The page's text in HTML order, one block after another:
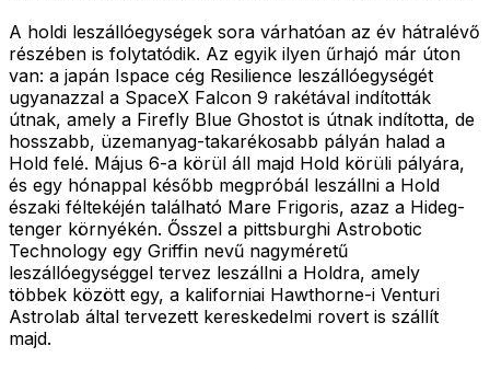
A holdi leszállóegységek sora várhatóan az év hátralévő
részében is folytatódik. Az egyik ilyen űrhajó már úton
van: a japán Ispace cég Resilience leszállóegységét
ugyanazzal a SpaceX Falcon 9 rakétával indították
útnak, amely a Firefly Blue Ghostot is útnak indította, de
hosszabb, üzemanyag-takarékosabb pályán halad a
Hold felé. Május 6-a körül áll majd Hold körüli pályára,
és egy hónappal később megpróbál leszállni a Hold
északi féltekéjén található Mare Frigoris, azaz a Hideg-
tenger környékén. Ősszel a pittsburghi Astrobotic
Technology egy Griffin nevű nagyméretű
leszállóegységgel tervez leszállni a Holdra, amely
többek között egy, a kaliforniai Hawthorne-i Venturi
Astrolab által tervezett kereskedelmi rovert is szállít
majd.